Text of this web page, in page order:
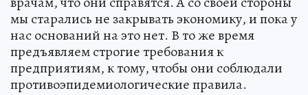
мы старались не закрывать экономику, и пока у
нас оснований на это нет. В то же время
предъявляем строгие требования к
предприятиям, к тому, чтобы они соблюдали
противоэпидемиологические правила.